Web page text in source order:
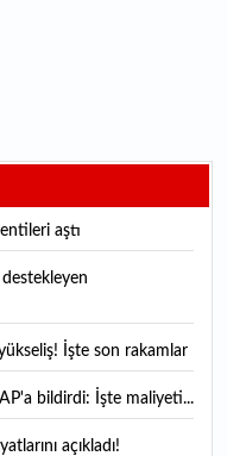
aştı
İşte son rakamlar
bildirdi: İşte maliyeti...
açıkladı!